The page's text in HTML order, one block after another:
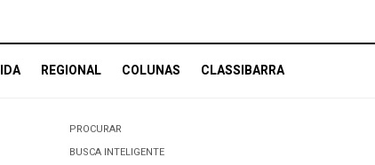
REGIONAL COLUNAS CLASSIBARRA
PROCURAR
BUSCA INTELIGENTE